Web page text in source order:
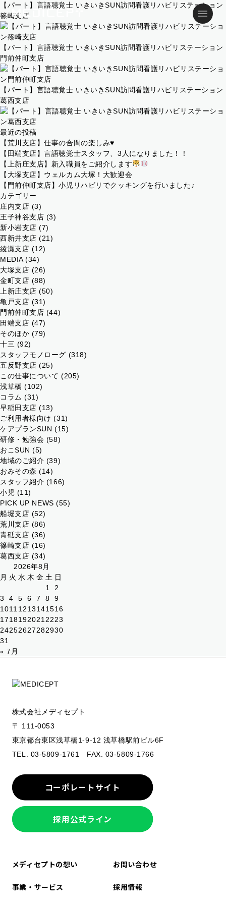
【パート】言語聴覚士 いきいきSUN訪問看護リハビリステーション
篠崎支店
【パート】言語聴覚士 いきいきSUN訪問看護リハビリステーション
門前仲町支店
【パート】言語聴覚士 いきいきSUN訪問看護リハビリステーション
葛西支店
最近の投稿
【荒川支店】仕事の合間の楽しみ♥
【田端支店】言語聴覚士スタッフ、3人になりました！！
【上新庄支店】新入職員をご紹介します
【大塚支店】ウェルカム大塚！大歓迎会
【門前仲町支店】小児リハビリでクッキングを行いました♪
カテゴリー
庄内支店 (3)
王子神谷支店 (3)
新小岩支店 (7)
西新井支店 (21)
綾瀬支店 (12)
MEDIA(34)
大塚支店 (26)
金町支店 (88)
上新庄支店 (50)
亀戸支店 (31)
門前仲町支店 (44)
田端支店 (47)
そのほか (79)
十三 (92)
スタッフモノローグ (318)
五反野支店 (25)
この仕事について (205)
浅草橋 (102)
コラム (31)
早稲田支店 (13)
ご利用者様向け (31)
ケアプランSUN (15)
研修・勉強会 (58)
おこSUN (5)
地域のご紹介 (39)
おみその森 (14)
スタッフ紹介 (166)
小児 (11)
PICK UP NEWS (55)
船堀支店 (52)
荒川支店 (86)
青砥支店 (36)
篠崎支店 (16)
葛西支店 (34)
2026年8月
月 火 水 木 金 土 日
1
2
3
4 5 6 7 8
9
1011 1213141516
1718192021 2223
24252627282930
31
« 7月
株式会社メディセプト
〒 111-0053
東京都台東区浅草橋1-9-12 浅草橋駅前ビル6F
TEL. 03-5809-1761 FAX. 03-5809-1766
コーポレートサイト
採用公式ライン
メディセプトの想い
事業・サービス
お問い合わせ
採用情報